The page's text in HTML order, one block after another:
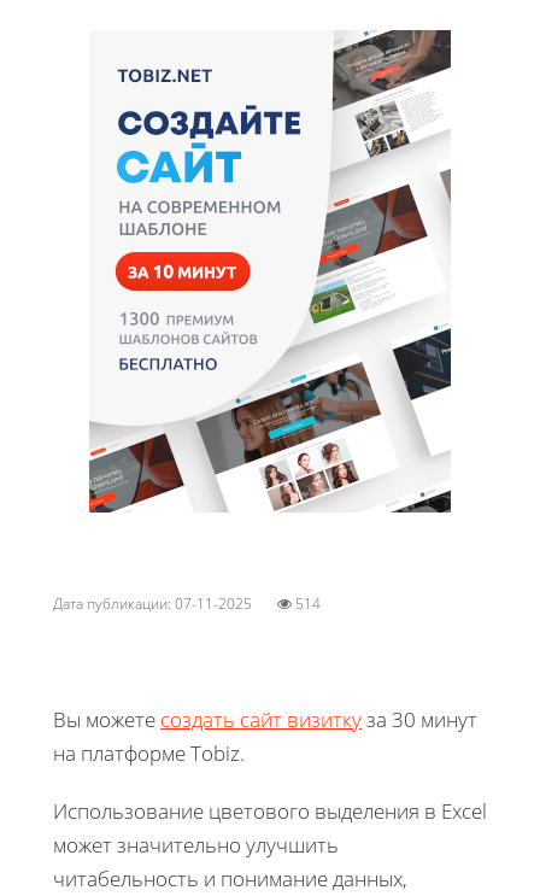
Дата публикации: 07-11-2025 514
Вы можете создать сайт визиткуза 30 минут
на платформе Tobiz.
Использование цветового выделения в Excel
может значительно улучшить
читабельность и понимание данных,